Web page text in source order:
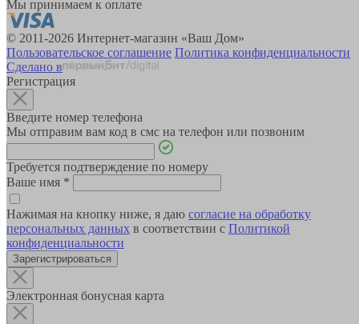
Мы принимаем к оплате
© 2011-2026 Интернет-магазин «Ваш Дом»
Пользовательское соглашение Политика конфиденциальности
Сделано в
Регистрация
Введите номер телефона
Мы отправим вам код в смс на телефон или позвоним
Требуется подтверждение по номеру
Ваше имя *
Нажимая на кнопку ниже, я даю согласие на обработку
персональных данных в соответствии с Политикой
конфиденциальности
Зарегистрироваться
Электронная бонусная карта